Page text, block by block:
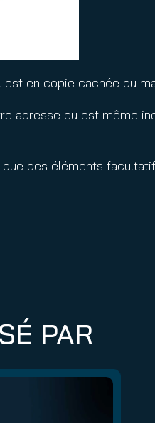
est en copie cachée du
adresse ou est même
des éléments
PAR